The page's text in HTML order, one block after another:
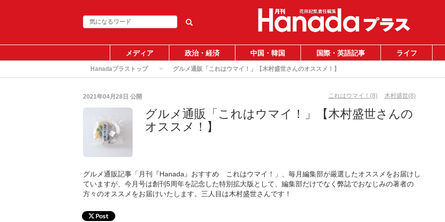
メディア 政治・経済 中国・韓国 国際・英語記事 ライフ
Hanadaプラストップ グルメ通販「これはウマイ！」【木村盛世さんのオススメ！】
2021年04月28日 公開 これはウマイ！(8) 木村盛世(8)
グルメ通販「これはウマイ！」【木村盛世さんの
オススメ！】
グルメ通販記事「月刊『Hanada』おすすめ これはウマイ！」、毎月編集部が厳選したオススメをお届けし
ていますが、今月号は創刊5周年を記念した特別拡大版として、編集部だけでなく弊誌でおなじみの著者の
方々のオススメをお届けいたします。三人目は木村盛世さんです！